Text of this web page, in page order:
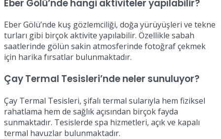
Eber Gölü’nde hangi aktiviteler yapılabilir?
Eber Gölü’nde kuş gözlemciliği, doğa yürüyüşleri ve tekne
turları gibi birçok aktivite yapılabilir. Özellikle sabah
saatlerinde gölün sakin atmosferinde fotoğraf çekmek
için harika fırsatlar bulunmaktadır.
Çay Termal Tesisleri’nde neler sunuluyor?
Çay Termal Tesisleri, şifalı termal sularıyla hem fiziksel
rahatlama hem de sağlık açısından birçok fayda
sunmaktadır. Tesislerde spa hizmetleri, açık ve kapalı
termal havuzlar bulunmaktadır.